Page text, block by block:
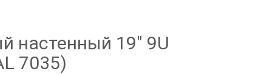
настенный 19" 9U
7035)